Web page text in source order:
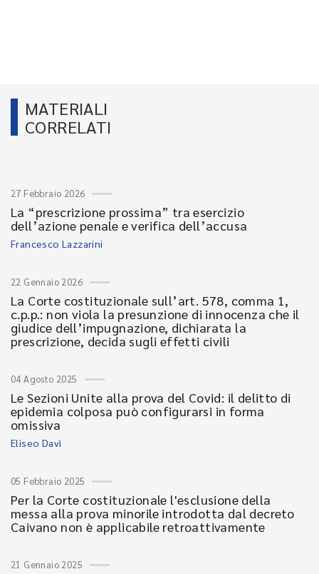
MATERIALI
CORRELATI
27 Febbraio 2026
La “prescrizione prossima” tra esercizio
dell’azione penale e verifica dell’accusa
Francesco Lazzarini
22 Gennaio 2026
La Corte costituzionale sull’art. 578, comma 1,
c.p.p.: non viola la presunzione di innocenza che il
giudice dell’impugnazione, dichiarata la
prescrizione, decida sugli effetti civili
04 Agosto 2025
Le Sezioni Unite alla prova del Covid: il delitto di
epidemia colposa può configurarsi in forma
omissiva
Eliseo Davì
05 Febbraio 2025
Per la Corte costituzionale l'esclusione della
messa alla prova minorile introdotta dal decreto
Caivano non è applicabile retroattivamente
21 Gennaio 2025